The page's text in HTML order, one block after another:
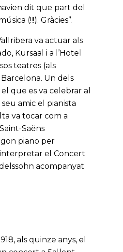
dit que part del
(!!!). Gràcies”.
va actuar als
Kursaal i a l’Hotel
teatres (als
Un dels
que es va celebrar al
amic el pianista
va tocar com a
Saëns
piano per
el Concert
acompanyat
als quinze anys, el